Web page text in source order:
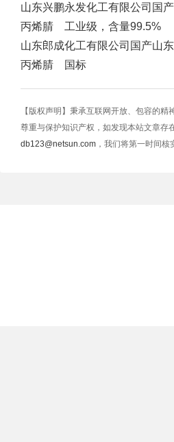
山东兴鹏永发化工有限公司 国产
丙烯腈 工业级，含量99.5%
山东郎成化工有限公司 国产山
丙烯腈 国标
【版权声明】秉承互联网开放、包容的
尊重与保护知识产权，如发现本站文章存
db123@netsun.com ，我们将第一时间核